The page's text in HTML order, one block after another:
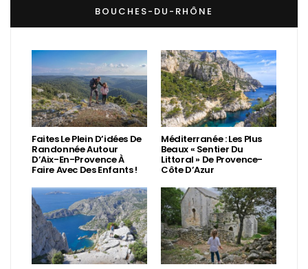
BOUCHES-DU-RHÔNE
Faites Le Plein D’idées De
Randonnée Autour
D’Aix-En-Provence À
Faire Avec Des Enfants !
Méditerranée : Les Plus
Beaux « Sentier Du
Littoral » De Provence-
Côte D’Azur